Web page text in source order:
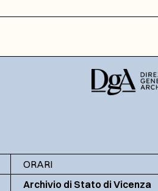
ORARI
Archivio di Stato di Vicenza